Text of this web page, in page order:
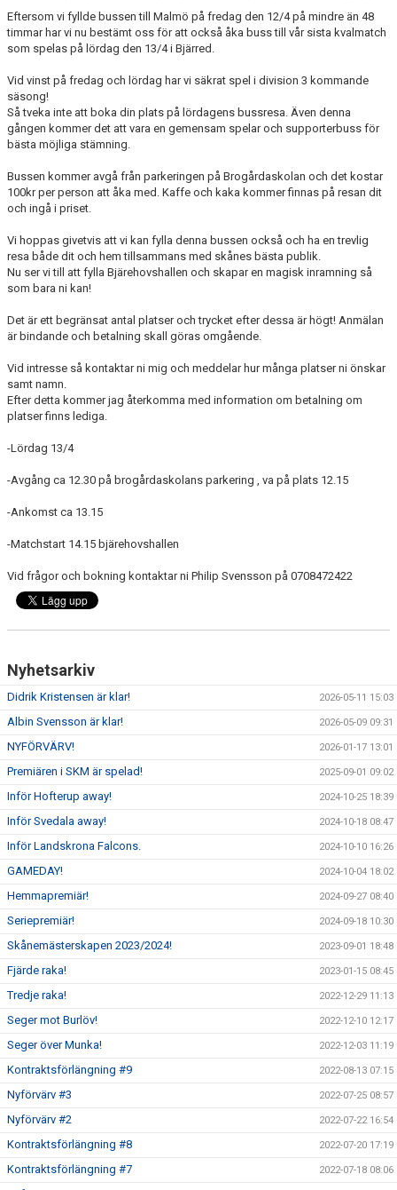
Eftersom vi fyllde bussen till Malmö på fredag den 12/4 på mindre än 48
timmar har vi nu bestämt oss för att också åka buss till vår sista kvalmatch
som spelas på lördag den 13/4 i Bjärred.
Vid vinst på fredag och lördag har vi säkrat spel i division 3 kommande
säsong!
Så tveka inte att boka din plats på lördagens bussresa. Även denna
gången kommer det att vara en gemensam spelar och supporterbuss för
bästa möjliga stämning.
Bussen kommer avgå från parkeringen på Brogårdaskolan och det kostar
100kr per person att åka med. Kaffe och kaka kommer finnas på resan dit
och ingå i priset.
Vi hoppas givetvis att vi kan fylla denna bussen också och ha en trevlig
resa både dit och hem tillsammans med skånes bästa publik.
Nu ser vi till att fylla Bjärehovshallen och skapar en magisk inramning så
som bara ni kan!
Det är ett begränsat antal platser och trycket efter dessa är högt! Anmälan
är bindande och betalning skall göras omgående.
Vid intresse så kontaktar ni mig och meddelar hur många platser ni önskar
samt namn.
Efter detta kommer jag återkomma med information om betalning om
platser finns lediga.
-Lördag 13/4
-Avgång ca 12.30 på brogårdaskolans parkering , va på plats 12.15
-Ankomst ca 13.15
-Matchstart 14.15 bjärehovshallen
Vid frågor och bokning kontaktar ni Philip Svensson på 0708472422
Nyhetsarkiv
Didrik Kristensen är klar! 2026-05-11 15:03
Albin Svensson är klar! 2026-05-09 09:31
NYFÖRVÄRV! 2026-01-17 13:01
Premiären i SKM är spelad! 2025-09-01 09:02
Inför Hofterup away! 2024-10-25 18:39
Inför Svedala away! 2024-10-18 08:47
Inför Landskrona Falcons. 2024-10-10 16:26
GAMEDAY! 2024-10-04 18:02
Hemmapremiär! 2024-09-27 08:40
Seriepremiär! 2024-09-18 10:30
Skånemästerskapen 2023/2024! 2023-09-01 18:48
Fjärde raka! 2023-01-15 08:45
Tredje raka! 2022-12-29 11:13
Seger mot Burlöv! 2022-12-10 12:17
Seger över Munka! 2022-12-03 11:19
Kontraktsförlängning #9 2022-08-13 07:15
Nyförvärv #3 2022-07-25 08:57
Nyförvärv #2 2022-07-22 16:54
Kontraktsförlängning #8 2022-07-20 17:19
Kontraktsförlängning #7 2022-07-18 08:06